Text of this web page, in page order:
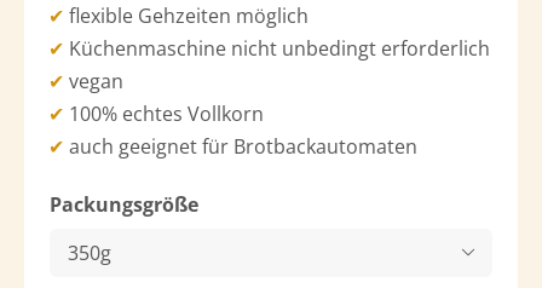
✔ flexible Gehzeiten möglich
✔ Küchenmaschine nicht unbedingt erforderlich
✔ vegan
✔ 100% echtes Vollkorn
✔ auch geeignet für Brotbackautomaten
Packungsgröße
